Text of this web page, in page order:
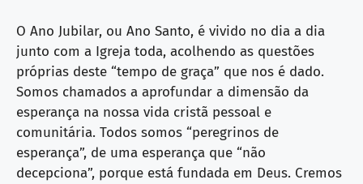
O Ano Jubilar, ou Ano Santo, é vivido no dia a dia
junto com a Igreja toda, acolhendo as questões
próprias deste “tempo de graça” que nos é dado.
Somos chamados a aprofundar a dimensão da
esperança na nossa vida cristã pessoal e
comunitária. Todos somos “peregrinos de
esperança”, de uma esperança que “não
decepciona”, porque está fundada em Deus. Cremos